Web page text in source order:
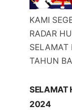
KAMI
RADAR
SELAMAT
TAHUN
SELAMAT
2024